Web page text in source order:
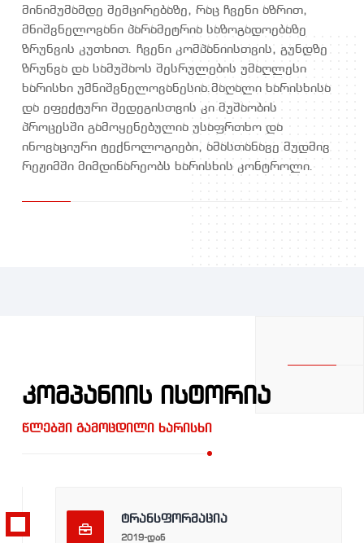
მინიმუმამდე შემცირებაზე, რაც ჩვენი აზრით,
მნიშვნელოვანი პარამეტრია საზოგადოებაზე
ზრუნვის კუთხით. ჩვენი კომპანიისთვის, გუნდზე
ზრუნვა და სამუშაოს შესრულების უმაღლესი
ხარისხი უმნიშვნელოვანესია.მაღალი ხარისხისა
და ეფექტური შედეგისთვის კი მუშაობის
პროცესში გამოყენებულია უსაფრთხო და
ინოვაციური ტექნოლოგიები, ამასთანავე მუდმივ
რეჟიმში მიმდინარეობს ხარისხის კონტროლი.
ᲙᲝᲛᲞᲐᲜᲘᲘᲡ ᲘᲡᲢᲝᲠᲘᲐ
წლებში გამოცდილი ხარისხი
ტრანსფორმაცია
2019-ᲓᲐᲜ